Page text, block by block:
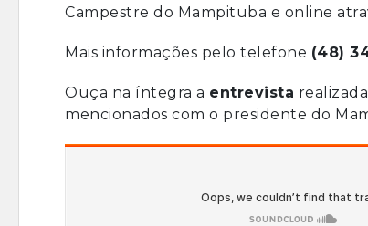
Campestre do Mampituba e online
Mais informações pelo telefone (48)
Ouça na íntegra a entrevista
mencionados com o presidente do